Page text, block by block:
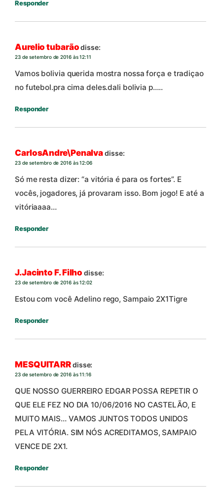
Responder
Aurelio tubarão disse:
23 de setembro de 2016 às 12:11
Vamos bolivia querida mostra nossa força e tradiçao
no futebol.pra cima deles.dali bolivia p…..
Responder
CarlosAndre\Penalvadisse:
23 de setembro de 2016 às 12:06
Só me resta dizer: “a vitória é para os fortes”. E
vocês, jogadores, já provaram isso. Bom jogo! E até a
vitóriaaaa…
Responder
J.Jacinto F. Filho disse:
23 de setembro de 2016 às 12:02
Estou com você Adelino rego, Sampaio 2X1Tigre
Responder
MESQUITARRdisse:
23 de setembro de 2016 às 11:16
QUE NOSSO GUERREIRO EDGAR POSSA REPETIR O
QUE ELE FEZ NO DIA 10/06/2016 NO CASTELÃO, E
MUITO MAIS… VAMOS JUNTOS TODOS UNIDOS
PELA VITÓRIA. SIM NÓS ACREDITAMOS, SAMPAIO
VENCE DE 2X1.
Responder